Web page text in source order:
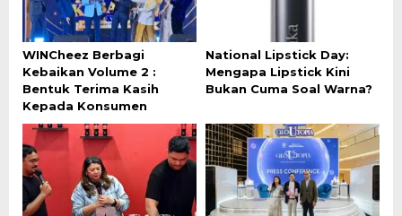
WINCheez Berbagi
Kebaikan Volume 2 :
Bentuk Terima Kasih
Kepada Konsumen
National Lipstick Day:
Mengapa Lipstick Kini
Bukan Cuma Soal Warna?